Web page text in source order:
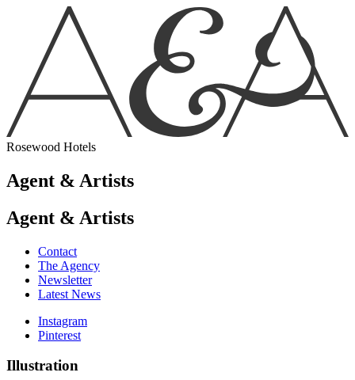
Rosewood Hotels
Agent & Artists
Agent & Artists
Contact
The Agency
Newsletter
Latest News
Instagram
Pinterest
Illustration